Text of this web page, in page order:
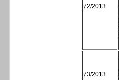
72/2013
73/2013